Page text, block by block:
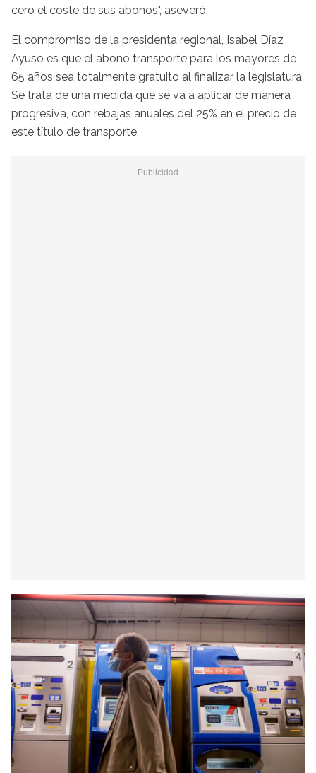
cero el coste de sus abonos", aseveró.
El compromiso de la presidenta regional, Isabel Díaz
Ayuso es que el abono transporte para los mayores de
65 años sea totalmente gratuito al finalizar la legislatura.
Se trata de una medida que se va a aplicar de manera
progresiva, con rebajas anuales del 25% en el precio de
este título de transporte.